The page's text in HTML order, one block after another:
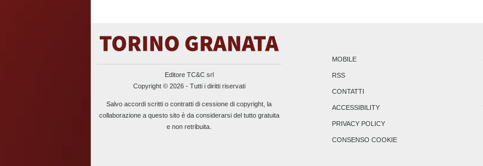
Editore TC&C srl
Copyright © 2026 - Tutti i diritti riservati
Salvo accordi scritti o contratti di cessione di copyright, la
collaborazione a questo sito è da considerarsi del tutto gratuita
e non retribuita.
MOBILE
RSS
CONTATTI
ACCESSIBILITY
PRIVACY POLICY
CONSENSO COOKIE